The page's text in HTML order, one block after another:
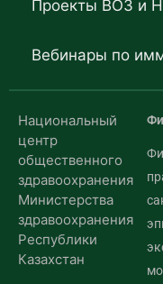
Проекты ВОЗ и
Вебинары по
Национальный
центр
общественного
здравоохранения
Министерства
здравоохранения
Республики
Казахстан